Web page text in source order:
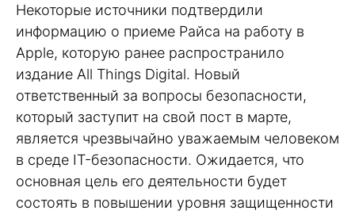
Некоторые источники подтвердили
информацию о приеме Райса на работу в
Apple, которую ранее распространило
издание All Things Digital. Новый
ответственный за вопросы безопасности,
который заступит на свой пост в марте,
является чрезвычайно уважаемым человеком
в среде IT-безопасности. Ожидается, что
основная цель его деятельности будет
состоять в повышении уровня защищенности